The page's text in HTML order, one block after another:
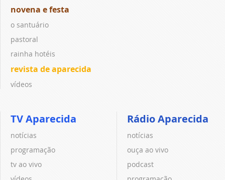
novena e festa
o santuário
pastoral
rainha hotéis
revista de aparecida
vídeos
TV Aparecida
notícias
programação
tv ao vivo
Rádio Aparecida
notícias
ouça ao vivo
podcast